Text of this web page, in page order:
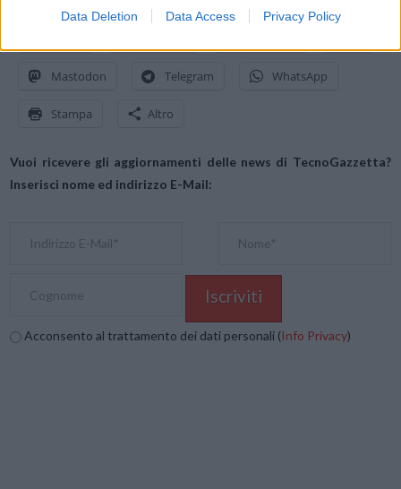
Data Deletion Data Access Privacy Policy
Mastodon Telegram WhatsApp
Stampa Altro
Vuoi ricevere gli aggiornamenti delle news di TecnoGazzetta?
Inserisci nome ed indirizzo E-Mail:
Acconsento al trattamento dei dati personali (Info Privacy)